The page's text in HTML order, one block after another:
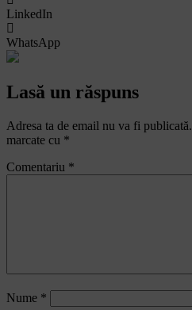
LinkedIn
WhatsApp
Lasă un răspuns
Adresa ta de email nu va fi publicată.
marcate cu *
Comentariu *
Nume *